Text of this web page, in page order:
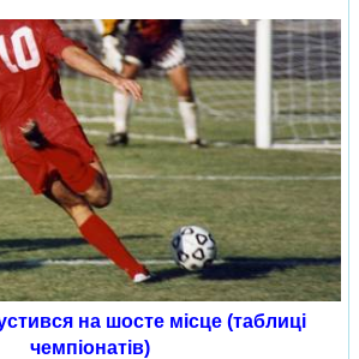
на шосте місце (таблиці
чемпіонатів)